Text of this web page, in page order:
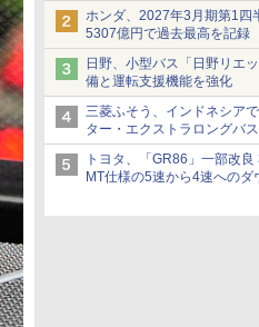
は2591台で27位に
ホンダ、2027年3月期第1四
5307億円で過去最高を記録
日野、小型バス「日野リエ
備と運転支援機能を強化
三菱ふそう、インドネシア
ター・エクストラロングバ
ックベースの観光・旅客輸
トヨタ、「GR86」一部改
MT仕様の5速から4速へのダ